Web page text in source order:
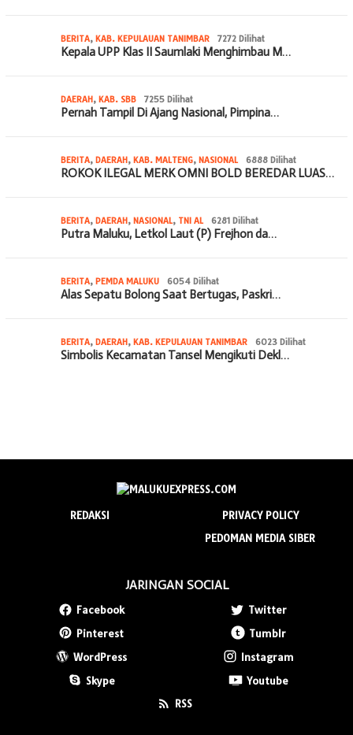
BERITA, KAB. KEPULAUAN TANIMBAR 7272 Dilihat
Kepala UPP Klas II Saumlaki Menghimbau M…
DAERAH, KAB. SBB 7255 Dilihat
Pernah Tampil Di Ajang Nasional, Pimpina…
BERITA, DAERAH, KAB. MALTENG, NASIONAL 6888 Dilihat
ROKOK ILEGAL MERK OMNI BOLD BEREDAR LUAS…
BERITA, DAERAH, NASIONAL, TNI AL 6281 Dilihat
Putra Maluku, Letkol Laut (P) Frejhon da…
BERITA, PEMDA MALUKU 6054 Dilihat
Alas Sepatu Bolong Saat Bertugas, Paskri…
BERITA, DAERAH, KAB. KEPULAUAN TANIMBAR 6023 Dilihat
Simbolis Kecamatan Tansel Mengikuti Dekl…
REDAKSI
PRIVACY POLICY
PEDOMAN MEDIA SIBER
JARINGAN SOCIAL
Facebook
Twitter
Pinterest
Tumblr
WordPress
Instagram
Skype
Youtube
RSS